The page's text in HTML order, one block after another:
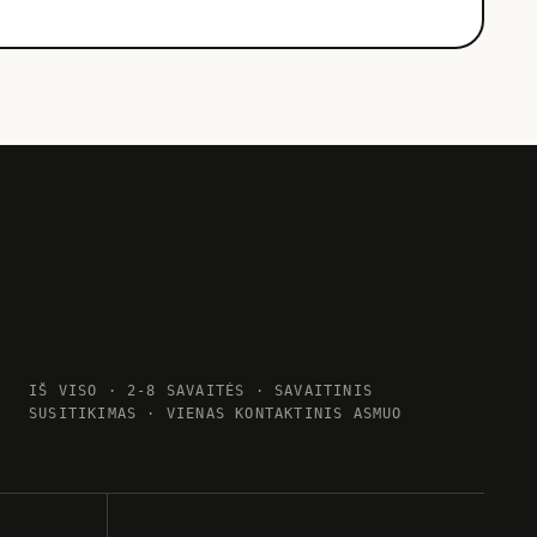
IŠ VISO · 2-8 SAVAITĖS · SAVAITINIS
SUSITIKIMAS · VIENAS KONTAKTINIS ASMUO